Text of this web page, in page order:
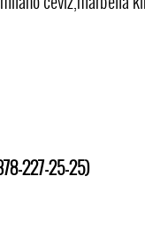
227-25-25)